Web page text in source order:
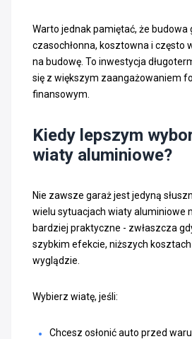
Warto jednak pamiętać, że budowa
czasochłonna, kosztowna i często
na budowę. To inwestycja
się z większym zaangażowaniem
finansowym.
Kiedy lepszym
wiaty aluminiowe?
Nie zawsze garaż jest jedyną
wielu sytuacjach wiaty aluminiowe
bardziej praktyczne - zwłaszcza
szybkim efekcie, niższych
wyglądzie.
Wybierz wiatę, jeśli:
Chcesz osłonić auto przed